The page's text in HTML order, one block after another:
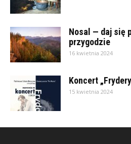
Nosal — daj się
przygodzie
16 kwietnia 2024
Koncert
15 kwietnia 2024